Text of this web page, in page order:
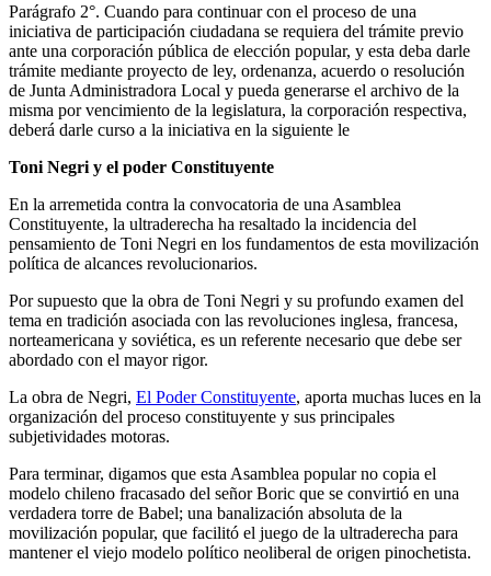
Parágrafo 2°. Cuando para continuar con el proceso de una
iniciativa de participación ciudadana se requiera del trámite previo
ante una corporación pública de elección popular, y esta deba darle
trámite mediante proyecto de ley, ordenanza, acuerdo o resolución
de Junta Administradora Local y pueda generarse el archivo de la
misma por vencimiento de la legislatura, la corporación respectiva,
deberá darle curso a la iniciativa en la siguiente le
Toni Negri y el poder Constituyente
En la arremetida contra la convocatoria de una Asamblea
Constituyente, la ultraderecha ha resaltado la incidencia del
pensamiento de Toni Negri en los fundamentos de esta movilización
política de alcances revolucionarios.
Por supuesto que la obra de Toni Negri y su profundo examen del
tema en tradición asociada con las revoluciones inglesa, francesa,
norteamericana y soviética, es un referente necesario que debe ser
abordado con el mayor rigor.
La obra de Negri, El Poder Constituyente, aporta muchas luces en la
organización del proceso constituyente y sus principales
subjetividades motoras.
Para terminar, digamos que esta Asamblea popular no copia el
modelo chileno fracasado del señor Boric que se convirtió en una
verdadera torre de Babel; una banalización absoluta de la
movilización popular, que facilitó el juego de la ultraderecha para
mantener el viejo modelo político neoliberal de origen pinochetista.